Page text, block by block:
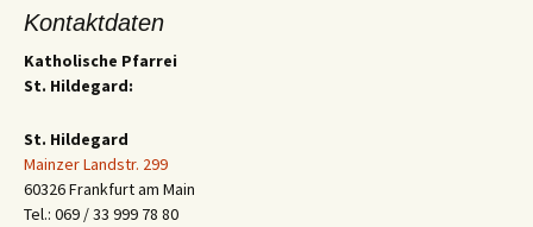
Kontaktdaten
Katholische Pfarrei
St. Hildegard:
St. Hildegard
Mainzer Landstr. 299
60326 Frankfurt am Main
Tel.: 069 / 33 999 78 80